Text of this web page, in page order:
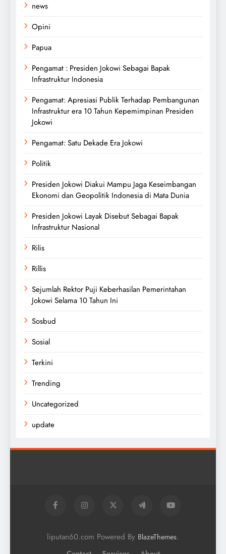
news
Opini
Papua
Pengamat : Presiden Jokowi Sebagai Bapak
Infrastruktur Indonesia
Pengamat: Apresiasi Publik Terhadap Pembangunan
Infrastruktur era 10 Tahun Kepemimpinan Presiden
Jokowi
Pengamat: Satu Dekade Era Jokowi
Politik
Presiden Jokowi Diakui Mampu Jaga Keseimbangan
Ekonomi dan Geopolitik Indonesia di Mata Dunia
Presiden Jokowi Layak Disebut Sebagai Bapak
Infrastruktur Nasional
Rilis
Rillis
Sejumlah Rektor Puji Keberhasilan Pemerintahan
Jokowi Selama 10 Tahun Ini
Sosbud
Sosial
Terkini
Trending
Uncategorized
update
liputan60.com Powered By BlazeThemes.